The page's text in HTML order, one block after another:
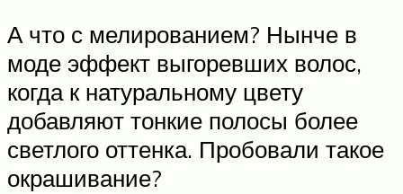
А что с мелированием? Нынче в
моде эффект выгоревших волос,
когда к натуральному цвету
добавляют тонкие полосы более
светлого оттенка. Пробовали такое
окрашивание?